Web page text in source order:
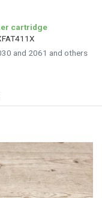
cartridge
and 2061 and others